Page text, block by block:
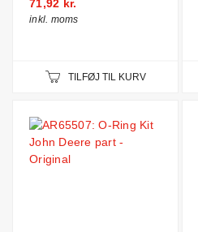
71,92 kr.
inkl. moms
TILFØJ TIL KURV